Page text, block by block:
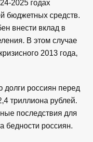
2025 годах
бюджетных средств.
внести вклад в
В этом случае
2013 года,
долги россиян перед
триллиона рублей.
последствия для
бедности россиян.